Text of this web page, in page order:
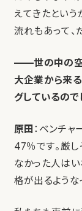
えてきたという
流れもあって、
——世の中の空
大企業から来
グしているので
原田 ：ベンチ
47％です。厳
なかった人はい
格が出るような